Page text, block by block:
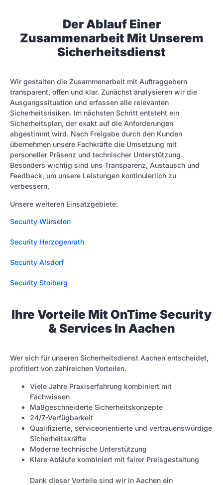
Der Ablauf Einer
Zusammenarbeit Mit Unserem
Sicherheitsdienst
Wir gestalten die Zusammenarbeit mit Auftraggebern
transparent, offen und klar. Zunächst analysieren wir die
Ausgangssituation und erfassen alle relevanten
Sicherheitsrisiken. Im nächsten Schritt entsteht ein
Sicherheitsplan, der exakt auf die Anforderungen
abgestimmt wird. Nach Freigabe durch den Kunden
übernehmen unsere Fachkräfte die Umsetzung mit
personeller Präsenz und technischer Unterstützung.
Besonders wichtig sind uns Transparenz, Austausch und
Feedback, um unsere Leistungen kontinuierlich zu
verbessern.
Unsere weiteren Einsatzgebiete:
Security Würselen
Security Herzogenrath
Security Alsdorf
Security Stolberg
Ihre Vorteile Mit OnTime Security
& Services In Aachen
Wer sich für unseren Sicherheitsdienst Aachen entscheidet,
profitiert von zahlreichen Vorteilen.
Viele Jahre Praxiserfahrung kombiniert mit
Fachwissen
Maßgeschneiderte Sicherheitskonzepte
24/7-Verfügbarkeit
Qualifizierte, serviceorientierte und vertrauenswürdige
Sicherheitskräfte
Moderne technische Unterstützung
Klare Abläufe kombiniert mit fairer Preisgestaltung
Dank dieser Vorteile sind wir in Aachen ein